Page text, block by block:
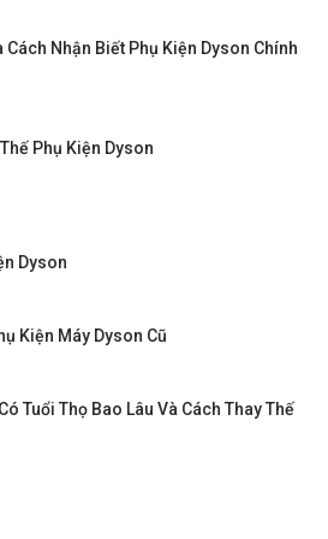
Cách Nhận Biết Phụ Kiện Dyson Chính
Phụ Kiện Dyson
Dyson
Kiện Máy Dyson Cũ
Tuổi Thọ Bao Lâu Và Cách Thay Thế